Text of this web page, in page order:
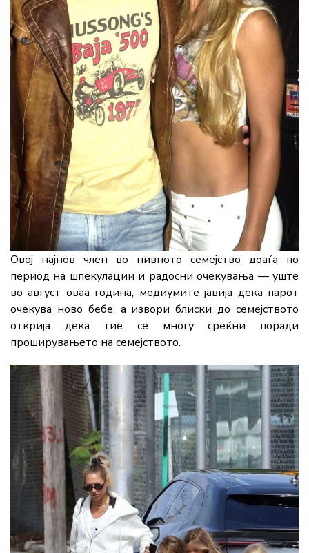
Овој најнов член во нивното семејство доаѓа по
период на шпекулации и радосни очекувања — уште
во август оваа година, медиумите јавија дека парот
очекува ново бебе, а извори блиски до семејството
открија дека тие се многу среќни поради
проширувањето на семејството.